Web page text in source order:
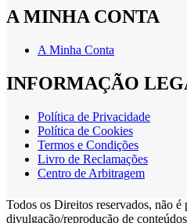
A MINHA CONTA
A Minha Conta
INFORMAÇÃO
Política de Privacidade
Política de Cookies
Termos e Condições
Livro de Reclamações
Centro de Arbitragem
Todos os Direitos reservados, não é
divulgação/reprodução de